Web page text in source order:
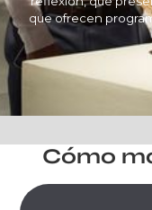
que ofrecen
Cómo